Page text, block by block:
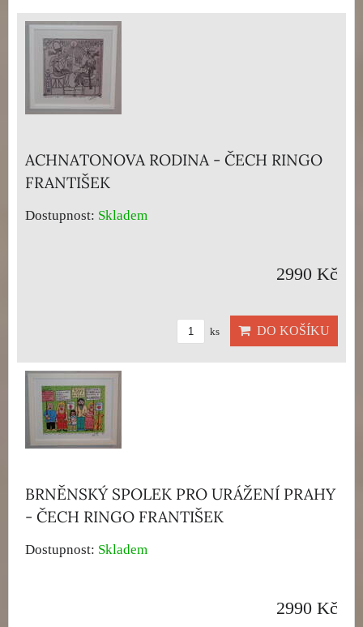
ACHNATONOVA RODINA - ČECH RINGO
FRANTIŠEK
Dostupnost: Skladem
2990 Kč
ks DO KOŠÍKU
BRNĚNSKÝ SPOLEK PRO URÁŽENÍ PRAHY
- ČECH RINGO FRANTIŠEK
Dostupnost: Skladem
2990 Kč